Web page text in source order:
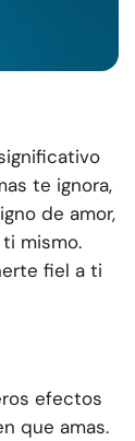
te ignora,
de amor,
mismo.
fiel a ti
efectos
que amas.